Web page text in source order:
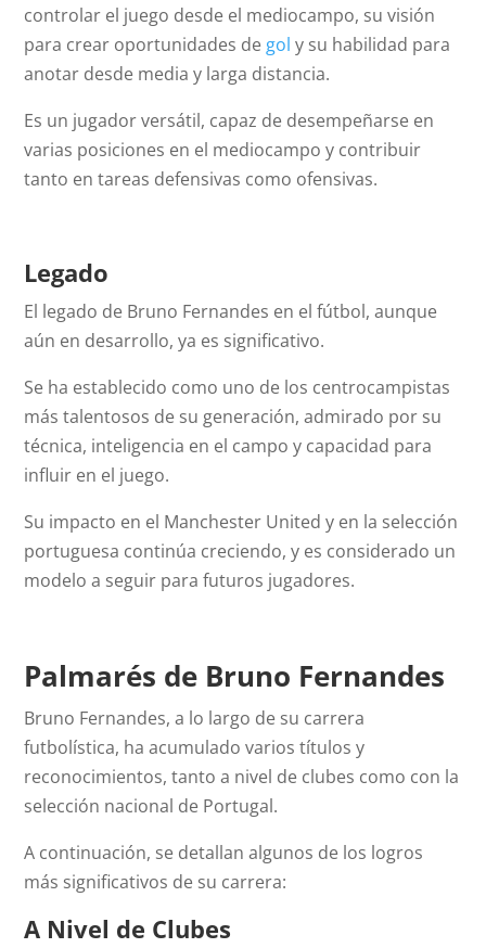
controlar el juego desde el mediocampo, su visión
para crear oportunidades de gol y su habilidad para
anotar desde media y larga distancia.
Es un jugador versátil, capaz de desempeñarse en
varias posiciones en el mediocampo y contribuir
tanto en tareas defensivas como ofensivas.
Legado
El legado de Bruno Fernandes en el fútbol, aunque
aún en desarrollo, ya es significativo.
Se ha establecido como uno de los centrocampistas
más talentosos de su generación, admirado por su
técnica, inteligencia en el campo y capacidad para
influir en el juego.
Su impacto en el Manchester United y en la selección
portuguesa continúa creciendo, y es considerado un
modelo a seguir para futuros jugadores.
Palmarés de Bruno Fernandes
Bruno Fernandes, a lo largo de su carrera
futbolística, ha acumulado varios títulos y
reconocimientos, tanto a nivel de clubes como con la
selección nacional de Portugal.
A continuación, se detallan algunos de los logros
más significativos de su carrera:
A Nivel de Clubes